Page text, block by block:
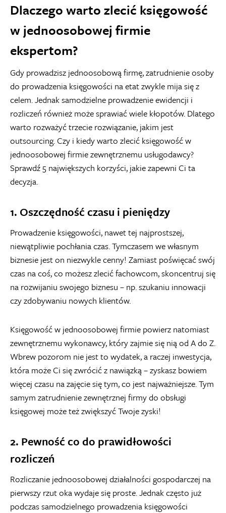
Dlaczego warto zlecić księgowość
w jednoosobowej firmie
ekspertom?
Gdy prowadzisz jednoosobową firmę, zatrudnienie osoby
do prowadzenia księgowości na etat zwykle mija się z
celem. Jednak samodzielne prowadzenie ewidencji i
rozliczeń również może sprawiać wiele kłopotów. Dlatego
warto rozważyć trzecie rozwiązanie, jakim jest
outsourcing. Czy i kiedy warto zlecić księgowość w
jednoosobowej firmiezewnętrznemu usługodawcy?
Sprawdź 5 największych korzyści, jakie zapewni Ci ta
decyzja.
1. Oszczędność czasu i pieniędzy
Prowadzenie księgowości, nawet tej najprostszej,
niewątpliwie pochłania czas. Tymczasem we własnym
biznesie jest on niezwykle cenny! Zamiast poświęcać swój
czas na coś, co możesz zlecić fachowcom, skoncentruj się
na rozwijaniu swojego biznesu – np. szukaniu innowacji
czy zdobywaniu nowych klientów.
Księgowość w jednoosobowej firmie powierz natomiast
zewnętrznemu wykonawcy, który zajmie się nią od A do Z.
Wbrew pozorom nie jest to wydatek, a raczej inwestycja,
która może Ci się zwrócić z nawiązką – zyskasz bowiem
więcej czasu na zajęcie się tym, co jest najważniejsze. Tym
samym zatrudnienie zewnętrznej firmy do obsługi
księgowej może też zwiększyć Twoje zyski!
2. Pewność co do prawidłowości
rozliczeń
Rozliczanie jednoosobowej działalności gospodarczej na
pierwszy rzut oka wydaje się proste. Jednak często już
podczas samodzielnego prowadzenia księgowości